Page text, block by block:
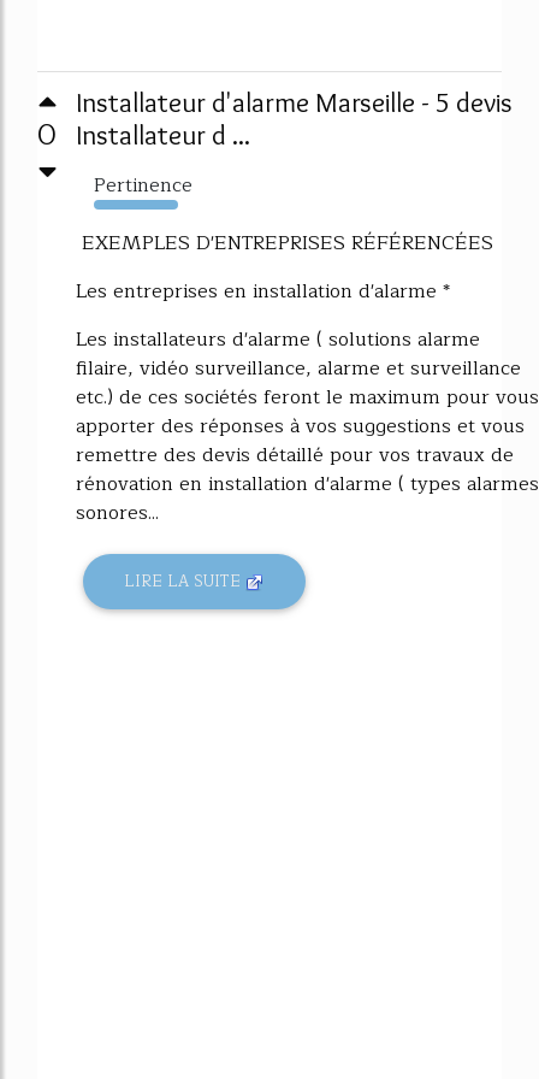
0
Installateur d'alarme Marseille - 5 devis
Installateur d ...
Pertinence
10909%
EXEMPLES D'ENTREPRISES RÉFÉRENCÉES
Les entreprises en installation d'alarme *
Les installateurs d'alarme ( solutions alarme
filaire, vidéo surveillance, alarme et surveillance
etc.) de ces sociétés feront le maximum pour vous
apporter des réponses à vos suggestions et vous
remettre des devis détaillé pour vos travaux de
rénovation en installation d'alarme ( types alarmes
sonores...
LIRE LA SUITE